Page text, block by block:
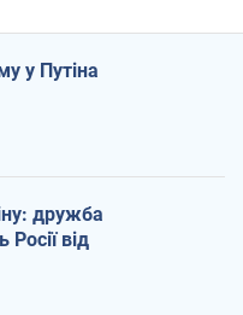
у Путіна
дружба
від